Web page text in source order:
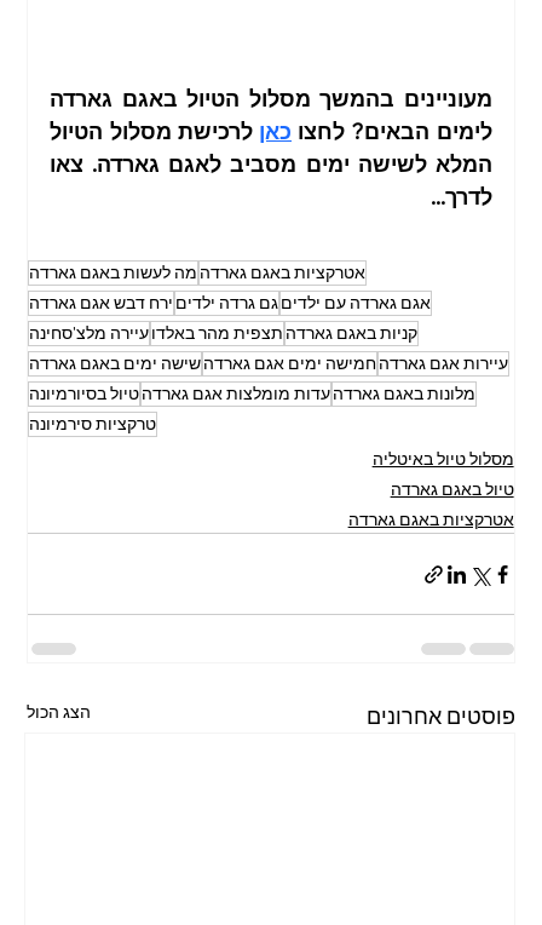
לימים הבאים? לחצו כאן
לרכישת מסלול הטיול
לדרך...
אטרקציות באגם גארדה מה לעשות באגם גארדה
אגם גארדה עם ילדיםגם גרדה ילדים ירח דבש אגם גארדה
קניות באגם גארדה תצפית מהר באלדועיירה מלצ'סחינה
עיירות אגם גארדהחמישה ימים אגם גארדהשישה ימים באגם גארדה
מלונות באגם גארדהעדות מומלצות אגם גארדהטיול בסיורמיונה
טרקציות סירמיונה
מסלול טיול באיטליה
טיול באגם גארדה
אטרקציות באגם גארדה
פוסטים אחרונים הצג הכול